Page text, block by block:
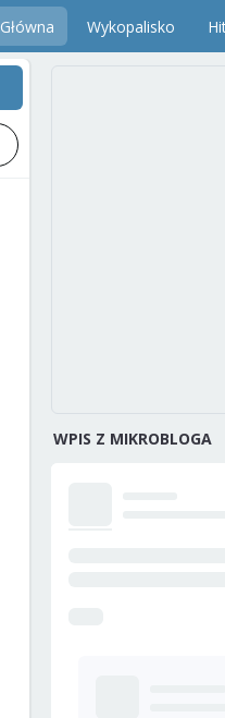
Główna Wykopalisko
WPIS Z MIKROBLOGA